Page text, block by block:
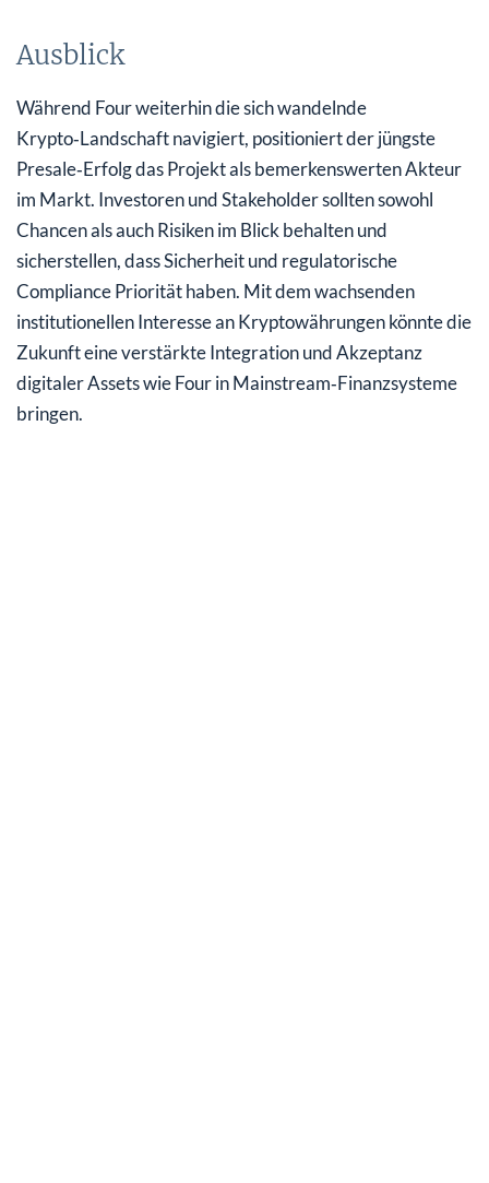
Ausblick
Während Four weiterhin die sich wandelnde
Krypto‑Landschaft navigiert, positioniert der jüngste
Presale‑Erfolg das Projekt als bemerkenswerten Akteur
im Markt. Investoren und Stakeholder sollten sowohl
Chancen als auch Risiken im Blick behalten und
sicherstellen, dass Sicherheit und regulatorische
Compliance Priorität haben. Mit dem wachsenden
institutionellen Interesse an Kryptowährungen könnte die
Zukunft eine verstärkte Integration und Akzeptanz
digitaler Assets wie Four in Mainstream‑Finanzsysteme
bringen.